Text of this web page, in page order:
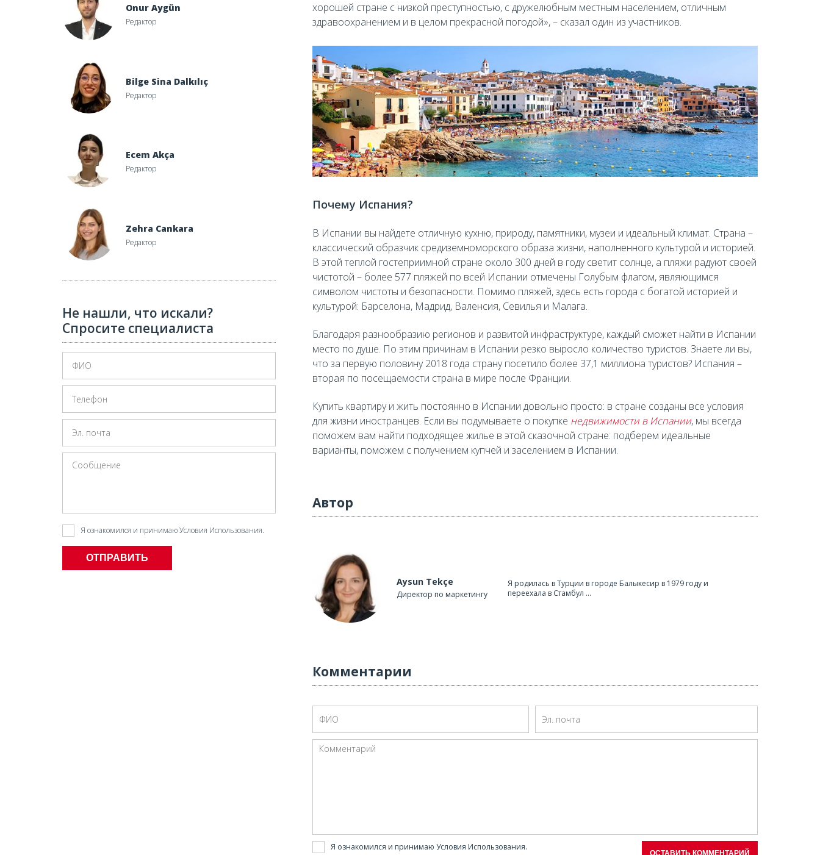
Onur Aygün
Редактор
Bilge Sina Dalkılıç
Редактор
Ecem Akça
Редактор
Zehra Cankara
Редактор
Не нашли, что искали?
Спросите специалиста
Я ознакомился и принимаюУсловия Использования.
ОТПРАВИТЬ
хорошей стране с низкой преступностью, с дружелюбным местным населением, отличным
здравоохранением и в целом прекрасной погодой», – сказал один из участников.
Почему Испания?
В Испании вы найдете отличную кухню, природу, памятники, музеи и идеальный климат. Страна –
классический образчик средиземноморского образа жизни, наполненного культурой и историей.
В этой теплой гостеприимной стране около 300 дней в году светит солнце, а пляжи радуют своей
чистотой – более 577 пляжей по всей Испании отмечены Голубым флагом, являющимся
символом чистоты и безопасности. Помимо пляжей, здесь есть города с богатой историей и
культурой: Барселона, Мадрид, Валенсия, Севилья и Малага.
Благодаря разнообразию регионов и развитой инфраструктуре, каждый сможет найти в Испании
место по душе. По этим причинам в Испании резко выросло количество туристов. Знаете ли вы,
что за первую половину 2018 года страну посетило более 37,1 миллиона туристов? Испания –
вторая по посещаемости страна в мире после Франции.
Купить квартиру и жить постоянно в Испании довольно просто: в стране созданы все условия
для жизни иностранцев. Если вы подумываете о покупке недвижимости в Испании, мы всегда
поможем вам найти подходящее жилье в этой сказочной стране: подберем идеальные
варианты, поможем с получением купчей и заселением в Испании.
Автор
Aysun Tekçe
Директор по маркетингу
Я родилась в Турции в городе Балыкесир в 1979 году и
переехала в Стамбул ...
Комментарии
Я ознакомился и принимаю Условия Использования.